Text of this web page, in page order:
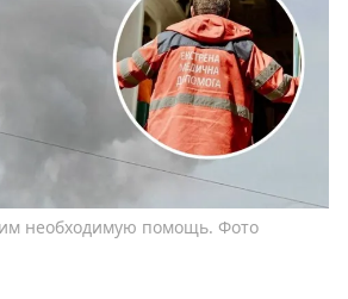
необходимую помощь. Фото